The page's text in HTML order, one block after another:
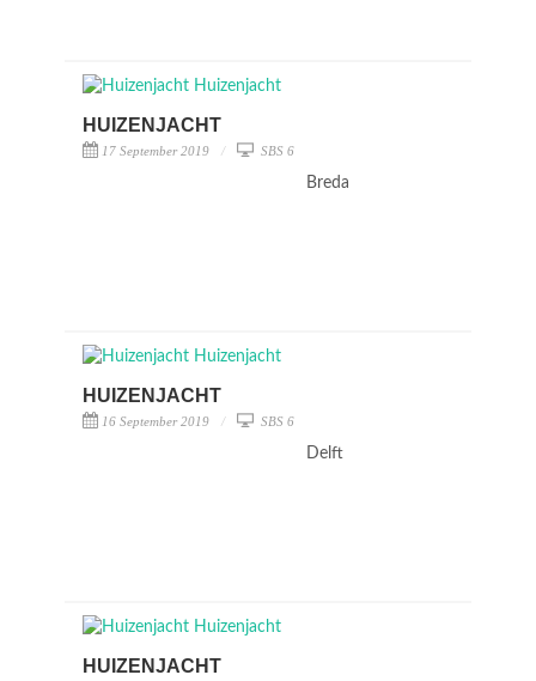
HUIZENJACHT
17 September 2019 SBS 6
Breda
HUIZENJACHT
16 September 2019 SBS 6
Delft
HUIZENJACHT